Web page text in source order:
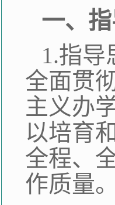
一、
1.指
全面贯
主义办
以培育
全程、
作质量。